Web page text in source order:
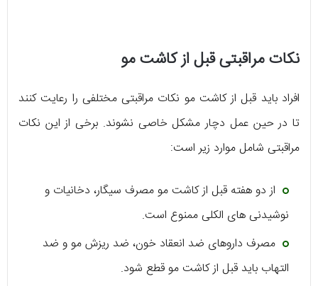
نکات مراقبتی قبل از کاشت مو
افراد باید قبل از کاشت مو نکات مراقبتی مختلفی را رعایت کنند
تا در حین عمل دچار مشکل خاصی نشوند. برخی از این نکات
مراقبتی شامل موارد زیر است:
از دو هفته قبل از کاشت مو مصرف سیگار، دخانیات و
نوشیدنی های الکلی ممنوع است.
مصرف داروهای ضد انعقاد خون، ضد ریزش مو و ضد
التهاب باید قبل از کاشت مو قطع شود.